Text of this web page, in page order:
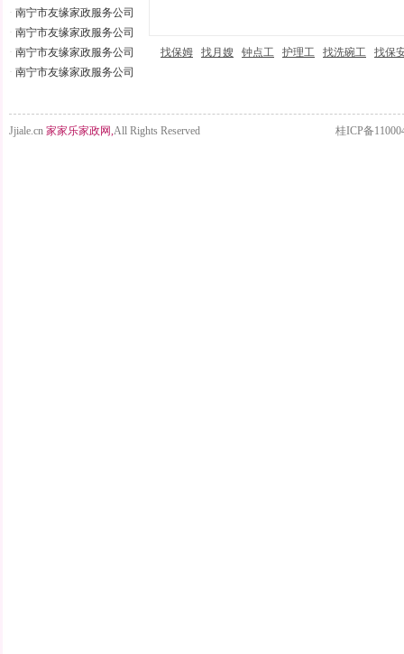
· 南宁市友缘家政服务公司
· 南宁市友缘家政服务公司
· 南宁市友缘家政服务公司
· 南宁市友缘家政服务公司
找保姆 找月嫂 钟点工 护理工 找洗碗工 找保
Jjiale.cn 家家乐家政网,All Rights Reserved 桂ICP备